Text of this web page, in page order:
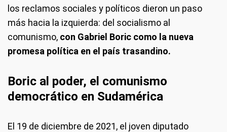
los reclamos sociales y políticos dieron un paso
más hacia la izquierda: del socialismo al
comunismo, con Gabriel Boric como la nueva
promesa política en el país trasandino.
Boric al poder, el comunismo
democrático en Sudamérica
El 19 de diciembre de 2021, el joven diputado